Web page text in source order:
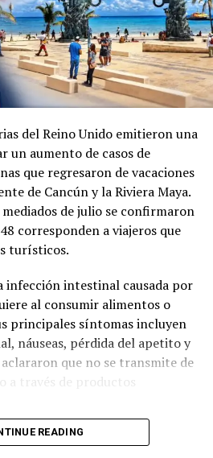
del Reino Unido emitieron una
un aumento de casos de
que regresaron de vacaciones
de Cancún y la Riviera Maya.
de julio se confirmaron
corresponden a viajeros que
turísticos.
infección intestinal causada por
al consumir alimentos o
principales síntomas incluyen
náuseas, pérdida del apetito y
que no se transmite de
a través de productos
la Agencia de Seguridad
READING